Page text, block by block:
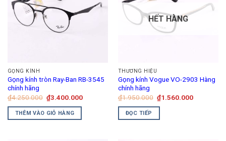
GỌNG KÍNH
Gọng kính tròn Ray-Ban RB-3545
chính hãng
₫4.250.000 Giá
gốc
là:
₫4.250.000.
₫3.400.000Giá
THÊM VÀO GIỎ HÀNG
HẾT HÀNG
THƯƠNG HIỆU
Gọng kính Vogue VO-2903 Hàng
chính hãng
₫1.950.000 Giá
gốc
là:
₫1.560.000Giá
ĐỌC TIẾP